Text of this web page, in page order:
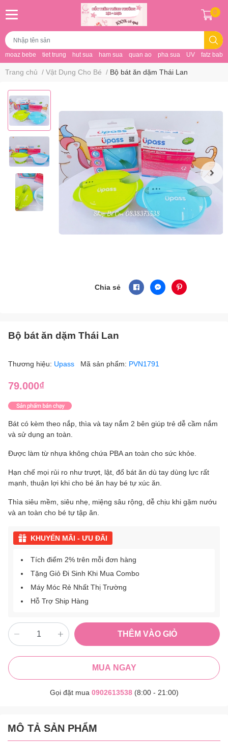
moaz bebe tiet trung hut sua ham sua quan ao pha sua UV fatz baby
0
Trang chủ / Vật Dụng Cho Bé / Bộ bát ăn dặm Thái Lan
Chia sẻ
Bộ bát ăn dặm Thái Lan
Thương hiệu: Upass Mã sản phẩm: PVN1791
79.000₫
Bát có kèm theo nắp, thìa và tay nắm 2 bên giúp trẻ dễ cầm nắm
và sử dụng an toàn.
Được làm từ nhựa không chứa PBA an toàn cho sức khỏe.
Hạn chế mọi rủi ro như trượt, lật, đổ bát ăn dù tay dùng lực rất
mạnh, thuận lợi khi cho bé ăn hay bé tự xúc ăn.
Thìa siêu mềm, siêu nhẹ, miệng sâu rộng, dễ chịu khi gặm nướu
và an toàn cho bé tự tập ăn.
KHUYẾN MÃI - ƯU ĐÃI
Tích điểm 2% trên mỗi đơn hàng
Tặng Giỏ Đi Sinh Khi Mua Combo
Máy Móc Rẻ Nhất Thị Trường
Hỗ Trợ Ship Hàng
THÊM VÀO GIỎ
MUA NGAY
Gọi đặt mua 0902613538(8:00 - 21:00)
MÔ TẢ SẢN PHẨM